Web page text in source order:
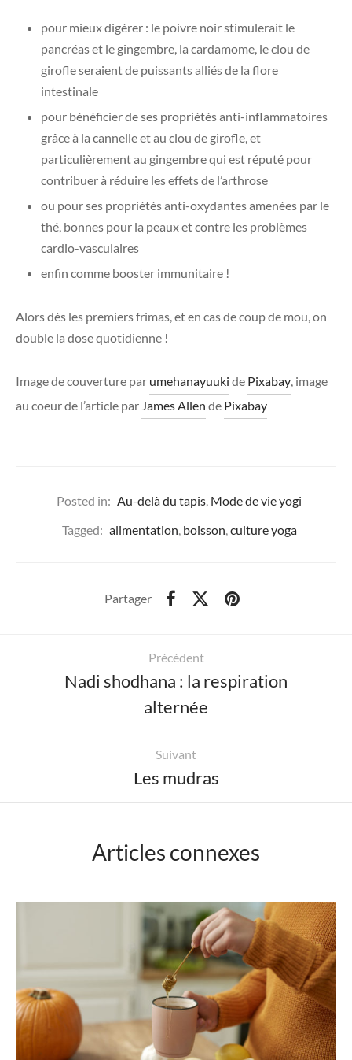
pour mieux digérer : le poivre noir stimulerait le
pancréas et le gingembre, la cardamome, le clou de
girofle seraient de puissants alliés de la flore
intestinale
pour bénéficier de ses propriétés anti-inflammatoires
grâce à la cannelle et au clou de girofle, et
particulièrement au gingembre qui est réputé pour
contribuer à réduire les effets de l’arthrose
ou pour ses propriétés anti-oxydantes amenées par le
thé, bonnes pour la peaux et contre les problèmes
cardio-vasculaires
enfin comme booster immunitaire !
Alors dès les premiers frimas, et en cas de coup de mou, on
double la dose quotidienne !
Image de couverture par umehanayuuki de Pixabay, image
au coeur de l’article par James Allen de Pixabay
Posted in: Au-delà du tapis, Mode de vie yogi
Tagged: alimentation boisson culture yoga
Partager
Précédent
Nadi shodhana : la respiration
alternée
Suivant
Les mudras
Articles connexes